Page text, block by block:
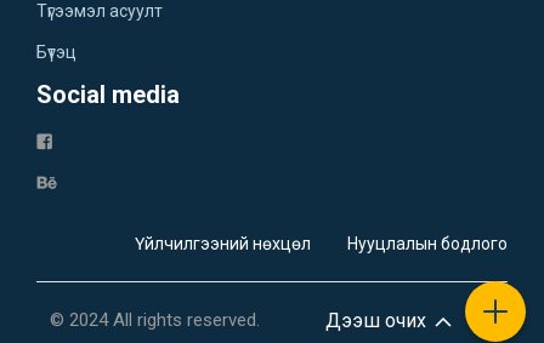
Түгээмэл асуулт
Бүтэц
Social media
Үйлчилгээний нөхцөл Нууцлалын бодлого
© 2024 All rights reserved. Дээш очих